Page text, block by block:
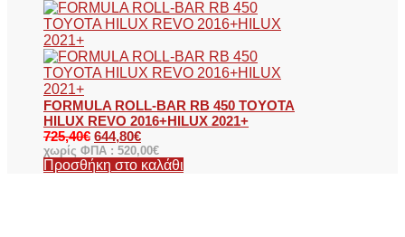
FORMULA ROLL-BAR RB 450 TOYOTA
HILUX REVO 2016+HILUX 2021+
725,40€ 644,80€
χωρίς ΦΠΑ : 520,00€
Προσθήκη στο καλάθι